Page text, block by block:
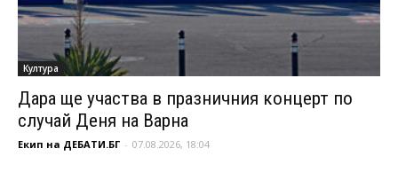
Култура
Дара ще участва в празничния концерт по
случай Деня на Варна
Екип на ДЕБАТИ.БГ - 07.08.2026, 18:04